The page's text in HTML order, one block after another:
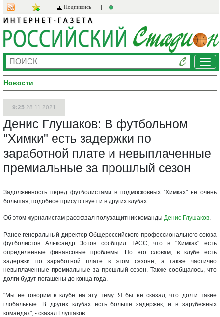
Подпишись
Новости
9:25 28.11.2021
Денис Глушаков: В футбольном
"Химки" есть задержки по
заработной плате и невыплаченные
премиальные за прошлый сезон
Задолженность перед футболистами в подмосковных "Химках" не очень
большая, подобное присутствует и в других клубах.
Об этом журналистам рассказал полузащитник команды Денис Глушаков.
Ранее генеральный директор Общероссийского профессионального союза
футболистов Александр Зотов сообщил ТАСС, что в "Химках" есть
определенные финансовые проблемы. По его словам, в клубе есть
задержки по заработной плате в этом сезоне, а также частично
невыплаченные премиальные за прошлый сезон. Также сообщалось, что
долги будут погашены до конца года.
"Мы не говорим в клубе на эту тему. Я бы не сказал, что долги такие
глобальные. В других клубах есть больше задержек, и в зарубежных
командах", - сказал Глушаков.